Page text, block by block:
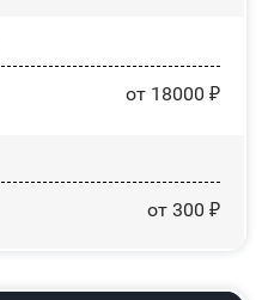
от 18000 ₽
от 300 ₽